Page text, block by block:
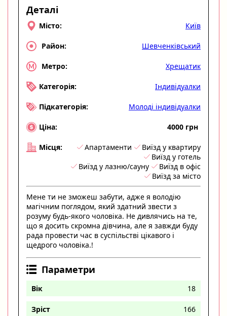
Деталі
Місто: Київ
Район: Шевченківський
Метро: Хрещатик
Категорія: Індивідуалки
Підкатегорія: Молоді індивідуалки
Ціна: 4000 грн
Місця: Апартаменти
Виїзд у квартиру
Виїзд у готель
Виїзд у лазню/сауну
Виїзд в офіс
Виїзд за місто
Мене ти не зможеш забути, адже я володію
магічним поглядом, який здатний звести з
розуму будь-якого чоловіка. Не дивлячись на те,
що я досить скромна дівчина, але я завжди буду
рада провести час в суспільстві цікавого і
щедрого чоловіка.!
Параметри
Вік 18
Зріст 166